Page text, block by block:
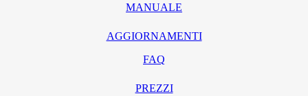
MANUALE
AGGIORNAMENTI
FAQ
PREZZI